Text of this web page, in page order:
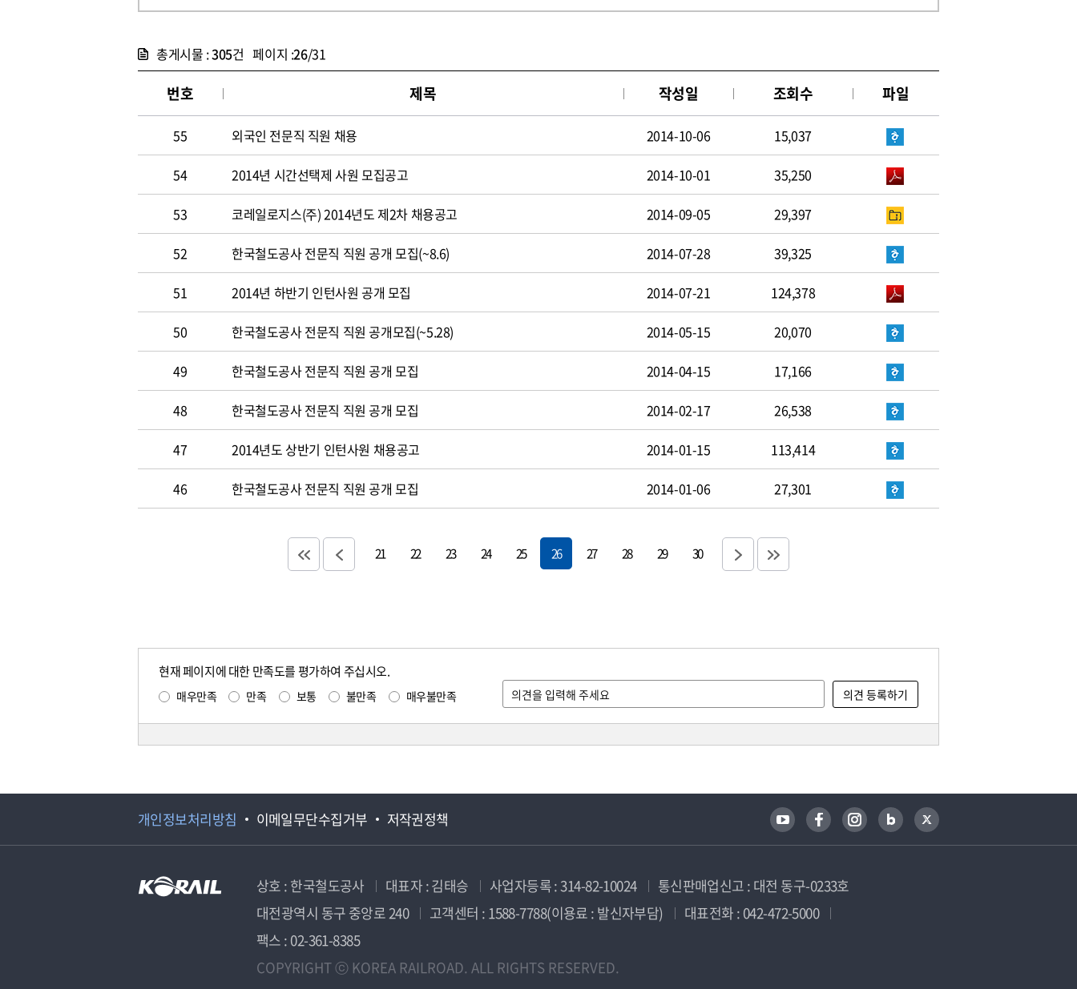
총게시물 :305건 페이지 :26/31
번호 제목 작성일 조회수 파일
55 외국인 전문직 직원 채용 2014-10-06 15,037
54 2014년 시간선택제 사원 모집공고 2014-10-01 35,250
53 코레일로지스(주) 2014년도 제2차 채용공고 2014-09-05 29,397
52 한국철도공사 전문직 직원 공개 모집(~8.6) 2014-07-28 39,325
51 2014년 하반기 인턴사원 공개 모집 2014-07-21 124,378
50 한국철도공사 전문직 직원 공개모집(~5.28) 2014-05-15 20,070
49 한국철도공사 전문직 직원 공개 모집 2014-04-15 17,166
48 한국철도공사 전문직 직원 공개 모집 2014-02-17 26,538
47 2014년도 상반기 인턴사원 채용공고 2014-01-15 113,414
46 한국철도공사 전문직 직원 공개 모집 2014-01-06 27,301
21 22 23 24 25 26 27 28 29 30
현재 페이지에 대한 만족도를 평가하여 주십시오.
매우만족 만족 보통 불만족 매우불만족
개인정보처리방침 이메일무단수집거부 저작권정책
상호 : 한국철도공사 대표자 : 김태승 사업자등록 : 314-82-10024
통신판매업신고 : 대전 동구-0233호
대전광역시 동구 중앙로 240
고객센터 : 1588-7788(이용료 : 발신자부담)
대표전화 : 042-472-5000
팩스 : 02-361-8385
COPYRIGHT ⓒ KOREA RAILROAD. ALL RIGHTS RESERVED.